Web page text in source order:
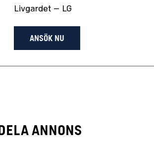
Livgardet – LG
ANSÖK NU
annons